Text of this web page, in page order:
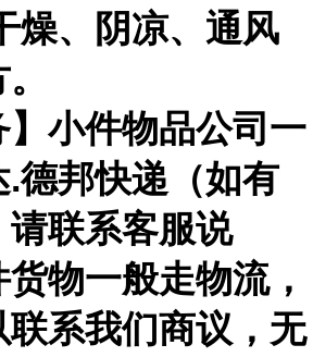
燥、阴凉、通风
】小件物品公司一
德邦快递（如有
联系客服说
物一般走物流，
系我们商议，无